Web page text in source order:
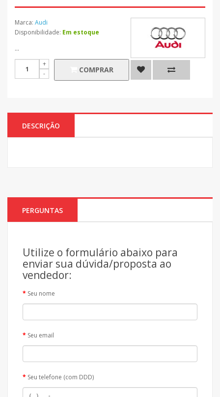
Marca: Audi
Disponibilidade: Em estoque
...
COMPRAR
DESCRIÇÃO
PERGUNTAS
Utilize o formulário abaixo para
enviar sua dúvida/proposta ao
vendedor:
Seu nome
Seu email
Seu telefone (com DDD)